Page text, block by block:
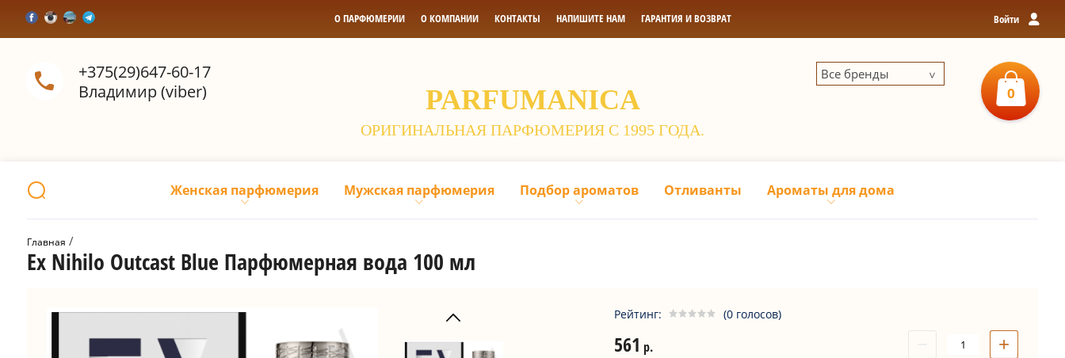
О ПАРФЮМЕРИИ О КОМПАНИИ КОНТАКТЫ НАПИШИТЕ НАМ ГАРАНТИЯ И ВОЗВРАТ Войти
+375(29)647-60-17
Владимир (viber)
Все бренды
PARFUMANICA
ОРИГИНАЛЬНАЯ ПАРФЮМЕРИЯ С 1995 ГОДА.
0
Женская парфюмерия Мужская парфюмерия Подбор ароматов Отливанты Ароматы для дома
Главная /
Ex Nihilo Outcast Blue Парфюмерная вода 100 мл
Рейтинг: (0 голосов)
561 р. +